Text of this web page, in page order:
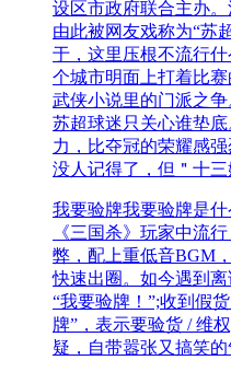
设区市政府联合主办。
由此被网友戏称为“苏
于，这里压根不流行
个城市明面上打着比
武侠小说里的门派之
苏超球迷只关心谁垫
力，比夺冠的荣耀感
没人记得了，但＂十三
我要验牌我要验牌是
《三国杀》玩家中流
弊，配上重低音BGM
快速出圈。如今遇到
“我要验牌！”;收到假
牌”，表示要验货 / 维
疑，自带嚣张又搞笑的